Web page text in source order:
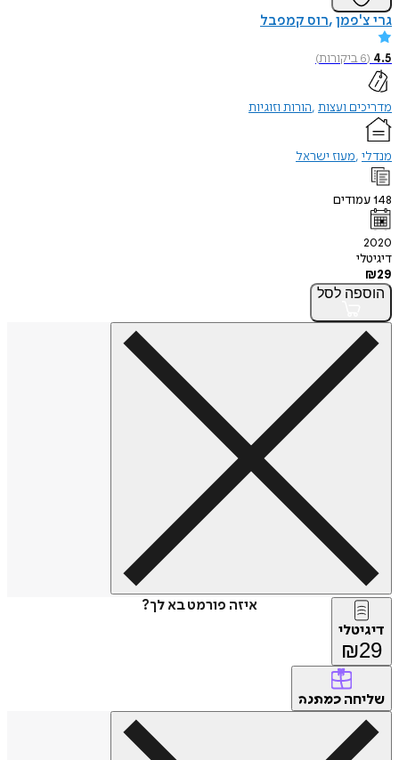
גרי צ'פמן רוס קמפבל
4.5
(
6ביקורות)
מדריכים ועצות הורות וזוגיות
מנדלי מעוז ישראל
148עמודים
2020
דיגיטלי
₪29
הוספה לסל
איזה פורמט בא לך?
דיגיטלי
₪29
שליחה כמתנה